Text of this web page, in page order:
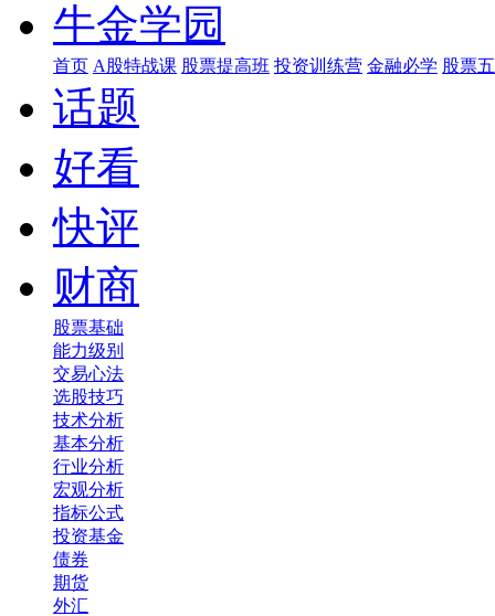
牛金学园
首页 A股特战课 股票提高班 投资训练营 金融必学 股票
话题
好看
快评
财商
股票基础
能力级别
交易心法
选股技巧
技术分析
基本分析
行业分析
宏观分析
指标公式
投资基金
债券
期货
外汇